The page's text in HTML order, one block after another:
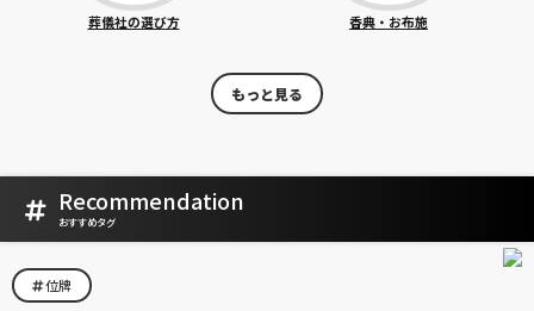
葬儀社の選び方 香典・お布施
もっと見る
Recommendation
おすすめタグ
位牌